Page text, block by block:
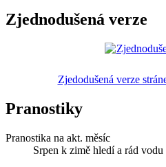
Zjednodušená verze
Zjedodušená verze
Pranostiky
Pranostika na akt. měsíc
Srpen k zimě hledí a rád vodu